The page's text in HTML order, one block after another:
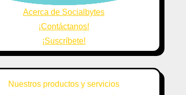
Acerca de Socialbytes
¡Contáctanos!
¡Suscríbete!
Nuestros productos y servicios